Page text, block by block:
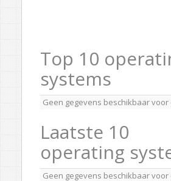
Top 10
systems
Geen gegevens beschikbaar
Laatste 10
operating
Geen gegevens beschikbaar